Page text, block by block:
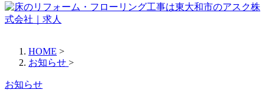
HOME >
お知らせ >
お知らせ